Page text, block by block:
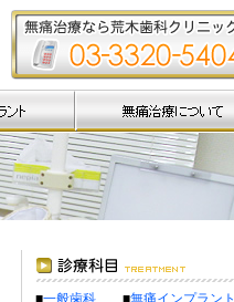
真実
真実
要”
二輪車輪”
聞くこと、
ラント治療
全体を直
インプラン
■一般歯科 ■無痛インプラント